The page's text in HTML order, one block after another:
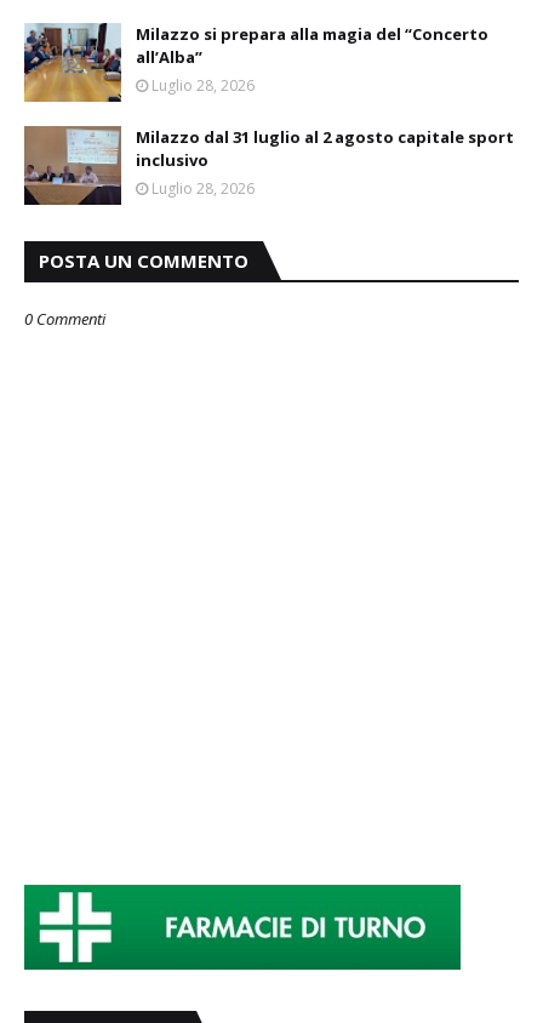
Milazzo si prepara alla magia del “Concerto
all’Alba”
Luglio 28, 2026
Milazzo dal 31 luglio al 2 agosto capitale sport
inclusivo
Luglio 28, 2026
POSTA UN COMMENTO
0 Commenti